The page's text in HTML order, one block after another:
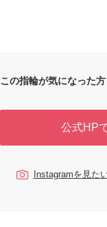
この指輪が気になった方
公式HP
Instagramを見た